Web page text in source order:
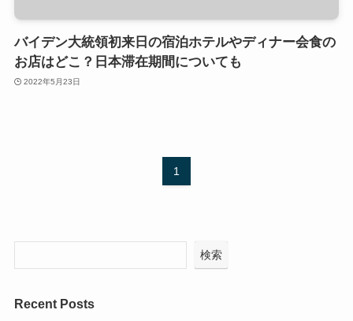
バイデン大統領初来日の宿泊ホテルやディナー会食の
お店はどこ？日本滞在期間についても
2022年5月23日
1
検索
Recent Posts